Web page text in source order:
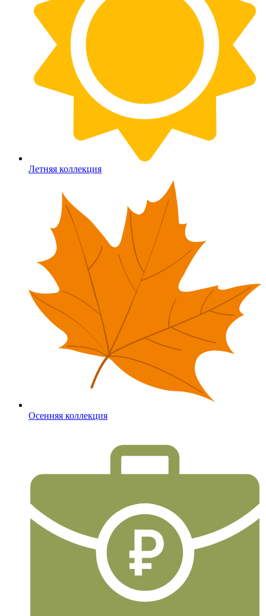
Летняя коллекция
Осенняя коллекция